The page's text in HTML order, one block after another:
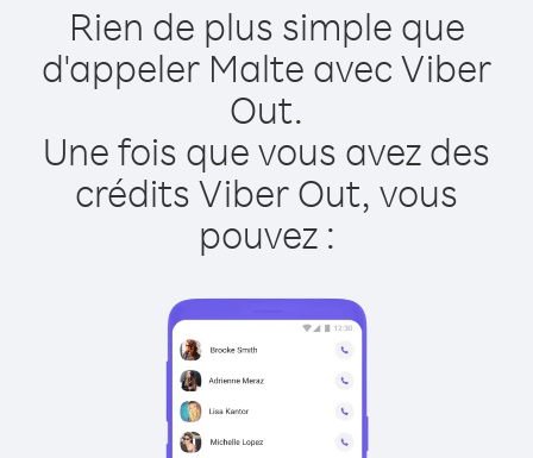
Rien de plus simple que
d'appeler Malte avec Viber
Out.
Une fois que vous avez des
crédits Viber Out, vous
pouvez :